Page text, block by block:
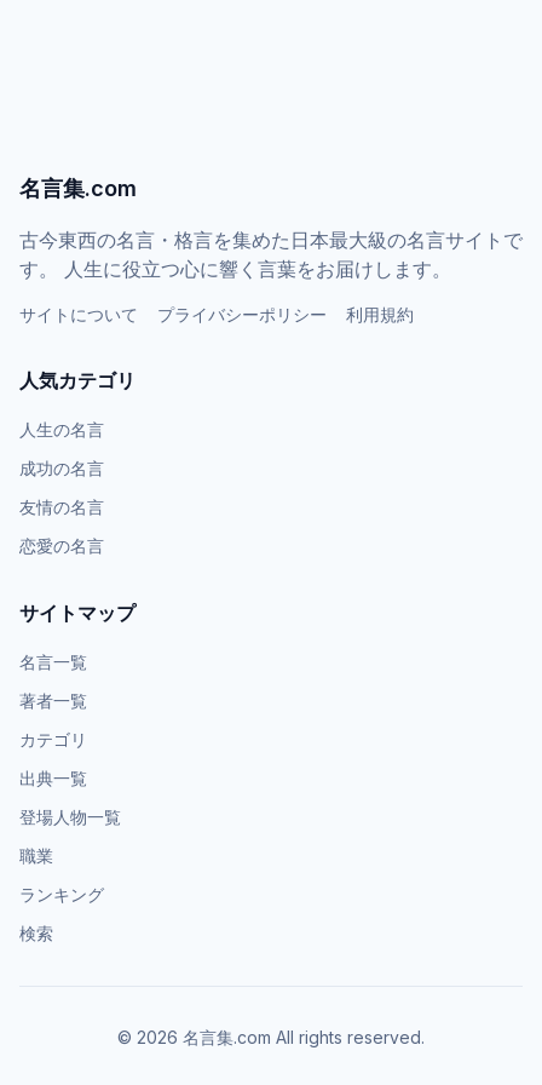
名言集.com
古今東西の名言・格言を集めた日本最大級の名言サイトで
す。 人生に役立つ心に響く言葉をお届けします。
サイトについて プライバシーポリシー 利用規約
人気カテゴリ
人生の名言
成功の名言
友情の名言
恋愛の名言
サイトマップ
名言一覧
著者一覧
カテゴリ
出典一覧
登場人物一覧
職業
ランキング
検索
© 2026 名言集.com All rights reserved.